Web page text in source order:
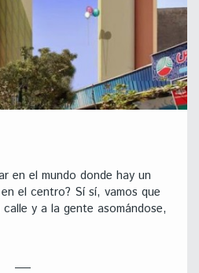
en el mundo donde hay un
el centro? Sí sí, vamos que
y a la gente asomándose,